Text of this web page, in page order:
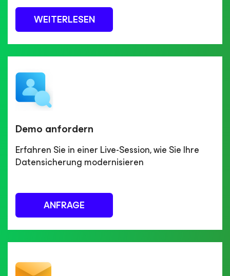
WEITERLESEN
Demo anfordern
Erfahren Sie in einer Live-Session, wie Sie Ihre
Datensicherung modernisieren
ANFRAGE